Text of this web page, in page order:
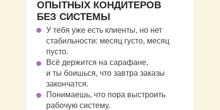
ОПЫТНЫХ КОНДИТЕРОВ
БЕЗ СИСТЕМЫ
У тебя уже есть клиенты, но нет
стабильности: месяц густо, месяц
пусто.
Всё держится на сарафане,
и ты боишься, что завтра заказы
закончатся.
Понимаешь, что пора выстроить
рабочую систему.